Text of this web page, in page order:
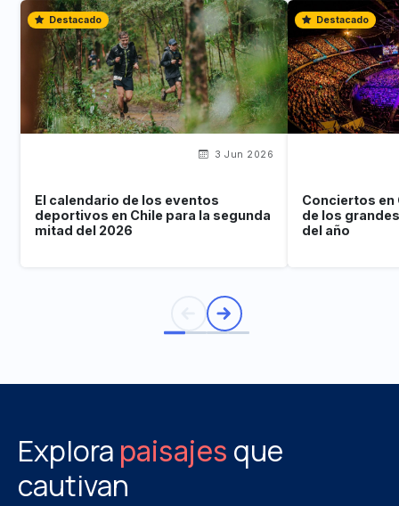
Destacado
3 Jun 2026
El calendario de los eventos
deportivos en Chile para la segunda
mitad del 2026
Destacado
Conciertos en
de los
del año
Explora paisajes que
cautivan